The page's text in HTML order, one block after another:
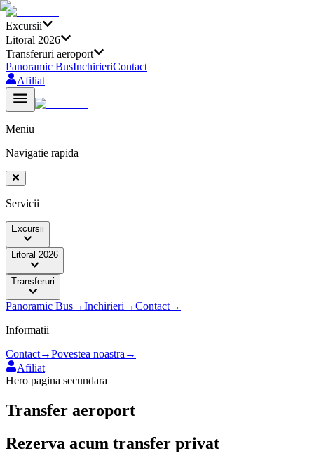
Excursii
Litoral 2026
Transferuri aeroport
Panoramic BusInchirieriContact
Afiliat
Meniu
Navigatie rapida
Servicii
Excursii
Litoral 2026
Transferuri
Panoramic Bus→Inchirieri →Contact→
Informatii
Contact→Povestea noastra →
Afiliat
Hero pagina secundara
Transfer aeroport
Rezerva acum transfer privat